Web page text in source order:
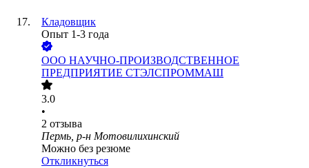
Кладовщик
Опыт 1-3 года
ООО НАУЧНО-ПРОИЗВОДСТВЕННОЕ
ПРЕДПРИЯТИЕ СТЭЛСПРОММАШ
3.0
•
2 отзыва
Пермь, р-н Мотовилихинский
Можно без резюме
Откликнуться